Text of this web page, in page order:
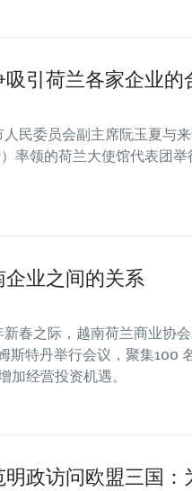
引荷兰各家企业的
民委员会副主席阮玉夏与
率领的荷兰大使馆代表团
业之间的关系
新春之际，越南荷兰商业协
斯特丹举行会议，聚集100
加经营投资机遇。
政访问欧盟三国